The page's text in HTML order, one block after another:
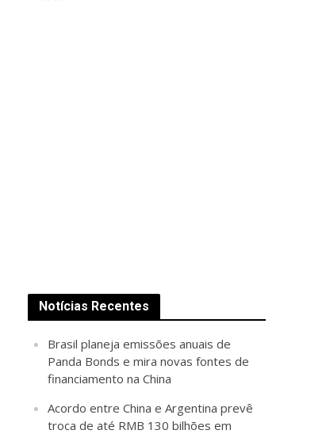
Notícias Recentes
Brasil planeja emissões anuais de
Panda Bonds e mira novas fontes de
financiamento na China
Acordo entre China e Argentina prevê
troca de até RMB 130 bilhões em